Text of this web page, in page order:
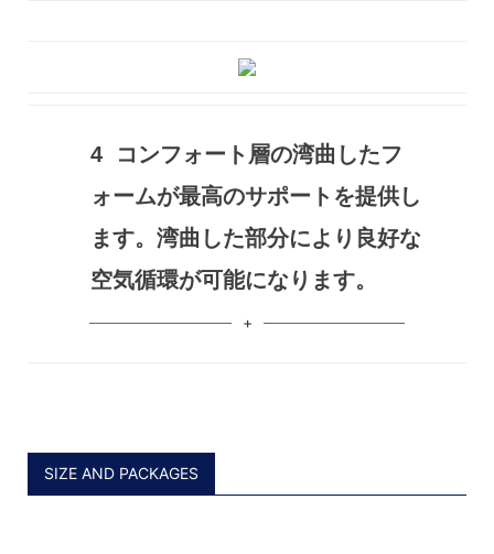
4
コンフォート層の湾曲したフ
ォームが最高のサポートを提供し
ます。湾曲した部分により良好な
空気循環が可能になります。
SIZE AND PACKAGES